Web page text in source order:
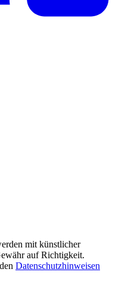
mit künstlicher
auf Richtigkeit.
Datenschutzhinweisen